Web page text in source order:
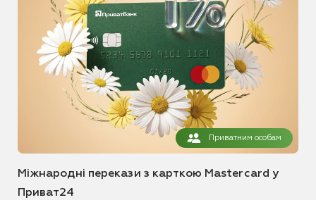
Приватним особам
Міжнародні перекази з карткою Mastercard у
Приват24